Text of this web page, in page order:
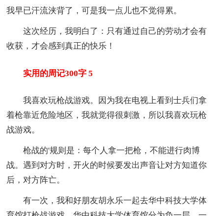
我早已汗流浃背了，可是我一点儿也不觉得累。
这次经历，我明白了：只有通过自己的劳动才会有
收获，才会感到真正的快乐！
实用的周记300字 5
我喜欢玩枪战游戏。因为我在电视上看到士兵们拿
着枪靠近危险地区，我就觉得很刺激，所以我喜欢玩枪
战游戏。
枪战的'规则是：每个人拿一把枪，不能进行肉博
战。遇到对方时，开火的时候要发出声音让对方知道你
后，对方阵亡。
有一次，我和好朋友胡永乐一起去华中科技大学体